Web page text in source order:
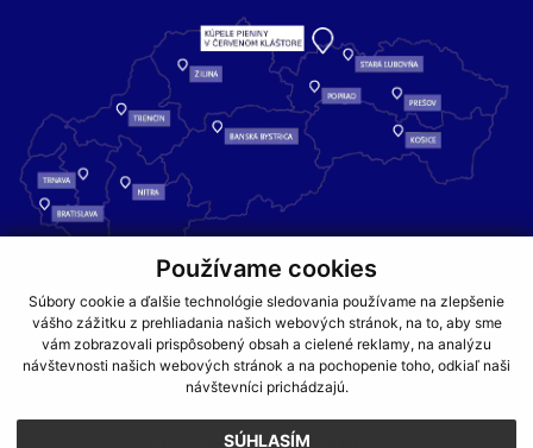
Používame cookies
Súbory cookie a ďalšie technológie sledovania používame na zlepšenie
vášho zážitku z prehliadania našich webových stránok, na to, aby sme
vám zobrazovali prispôsobený obsah a cielené reklamy, na analýzu
návštevnosti našich webových stránok a na pochopenie toho, odkiaľ naši
návštevníci prichádzajú.
SÚHLASÍM
Kúpele Pieniny – miesto, kde sa príroda stretáva s liečivou silou
vody a oddychom pre telo aj dušu.
GDPR COOKIES PARTNERI
JEDÁLNY LÍSTOK
CENNÍKY